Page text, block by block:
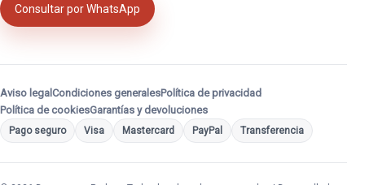
Consultar por WhatsApp
Aviso legal Condiciones generalesPolítica de privacidad
Política de cookiesGarantías y devoluciones
Pago seguro Visa Mastercard PayPal Transferencia